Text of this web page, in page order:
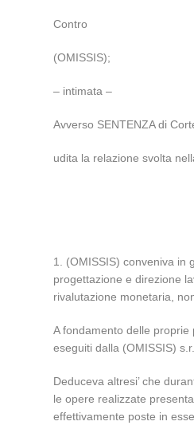
Contro
(OMISSIS);
– intimata –
Avverso SENTENZA di
udita la relazione svolta
1. (OMISSIS) conveniva in
progettazione e direzione
rivalutazione monetaria,
A fondamento delle
eseguiti dalla (OMISSIS)
Deduceva altresi’ che
le opere realizzate
effettivamente poste in